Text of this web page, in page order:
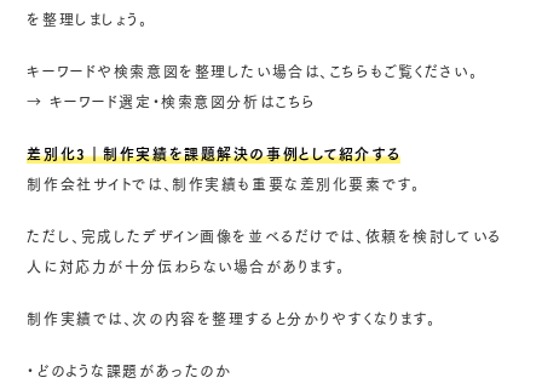
を整理しましょう。
キーワードや検索意図を整理したい場合は、こちらもご覧ください。
→ キーワード選定・検索意図分析はこちら
差別化3｜制作実績を課題解決の事例として紹介する
制作会社サイトでは、制作実績も重要な差別化要素です。
ただし、完成したデザイン画像を並べるだけでは、依頼を検討している
人に対応力が十分伝わらない場合があります。
制作実績では、次の内容を整理すると分かりやすくなります。
・どのような課題があったのか